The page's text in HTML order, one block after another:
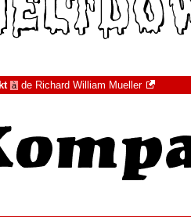
à de Richard William Mueller